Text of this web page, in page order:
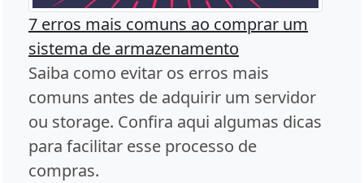
7 erros mais comuns ao comprar um
sistema de armazenamento
Saiba como evitar os erros mais
comuns antes de adquirir um servidor
ou storage. Confira aqui algumas dicas
para facilitar esse processo de
compras.